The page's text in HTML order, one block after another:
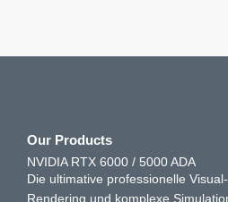
Our Products
NVIDIA RTX 6000 / 5000 ADA
Die ultimative professionelle
Rendering und komplexe